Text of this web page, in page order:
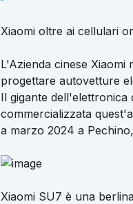
Xiaomi oltre ai cellulari
L'Azienda cinese
progettare autovetture
Il gigante dell'elettronica
commercializzata
a marzo 2024 a
Xiaomi SU7 è una